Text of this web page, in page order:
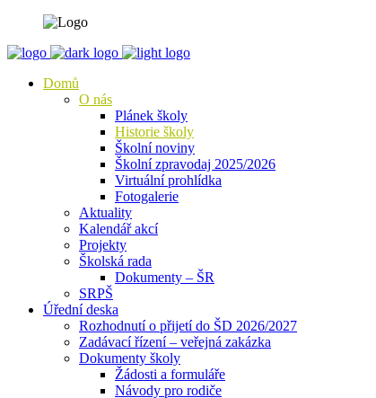
Domů
O nás
Plánek školy
Historie školy
Školní noviny
Školní zpravodaj 2025/2026
Virtuální prohlídka
Fotogalerie
Aktuality
Kalendář akcí
Projekty
Školská rada
Dokumenty – ŠR
SRPŠ
Úřední deska
Rozhodnutí o přijetí do ŠD 2026/2027
Zadávací řízení – veřejná zakázka
Dokumenty školy
Žádosti a formuláře
Návody pro rodiče